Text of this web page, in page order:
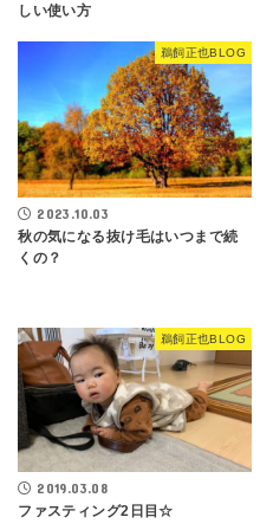
しい使い方
鵜飼正也BLOG
2023.10.03
秋の気になる抜け毛はいつまで続
くの？
鵜飼正也BLOG
2019.03.08
ファスティング2日目☆